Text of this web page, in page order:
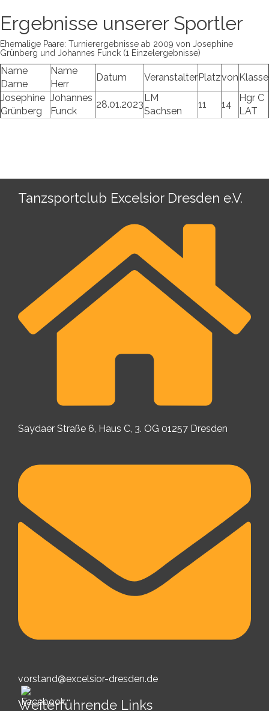
Ergebnisse unserer Sportler
Ehemalige Paare: Turnierergebnisse ab 2009 von Josephine
Grünberg und Johannes Funck (1 Einzelergebnisse)
Name
Dame
Name
Herr
Datum VeranstalterPlatzvonKlasse
Josephine
Grünberg
Johannes
Funck
28.01.2023
LM
Sachsen
11 14
Hgr C
LAT
Tanzsportclub Excelsior Dresden e.V.
Saydaer Straße 6, Haus C, 3. OG 01257 Dresden
vorstand@excelsior-dresden.de
Weiterführende Links